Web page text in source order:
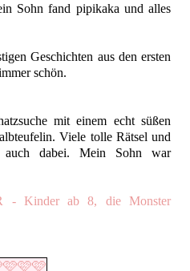
Sohn fand pipikaka und alles
Geschichten aus den ersten
schön.
mit einem echt süßen
Viele tolle Rätsel und
auch dabei. Mein Sohn war
- Kinder ab 8, die Monster